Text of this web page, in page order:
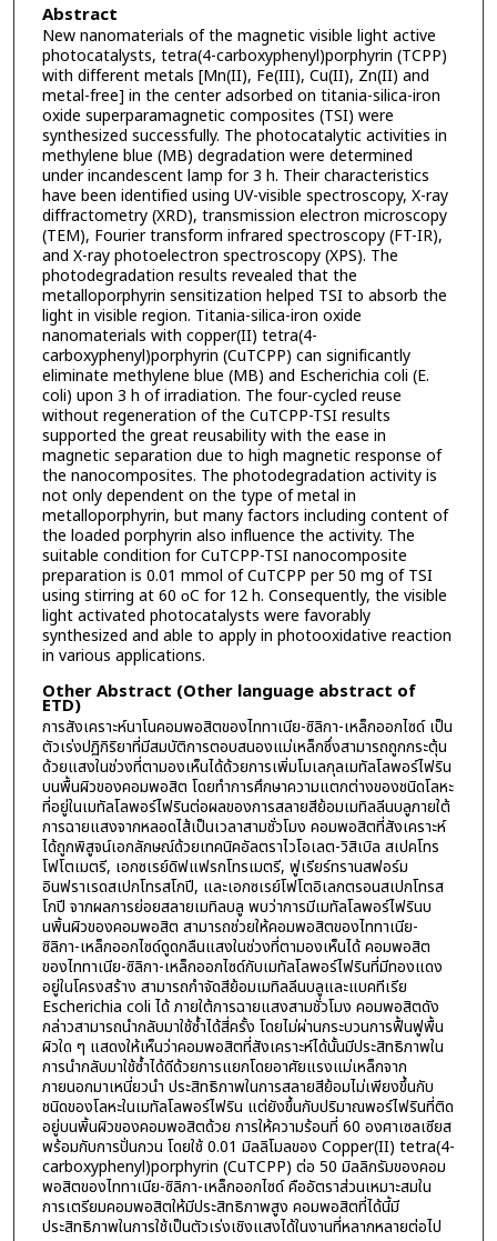
Abstract
New nanomaterials of the magnetic visible light active
photocatalysts, tetra(4-carboxyphenyl)porphyrin (TCPP)
with different metals [Mn(II), Fe(III), Cu(II), Zn(II) and
metal-free] in the center adsorbed on titania-silica-iron
oxide superparamagnetic composites (TSI) were
synthesized successfully. The photocatalytic activities in
methylene blue (MB) degradation were determined
under incandescent lamp for 3 h. Their characteristics
have been identified using UV-visible spectroscopy, X-ray
diffractometry (XRD), transmission electron microscopy
(TEM), Fourier transform infrared spectroscopy (FT-IR),
and X-ray photoelectron spectroscopy (XPS). The
photodegradation results revealed that the
metalloporphyrin sensitization helped TSI to absorb the
light in visible region. Titania-silica-iron oxide
nanomaterials with copper(II) tetra(4-
carboxyphenyl)porphyrin (CuTCPP) can significantly
eliminate methylene blue (MB) and Escherichia coli (E.
coli) upon 3 h of irradiation. The four-cycled reuse
without regeneration of the CuTCPP-TSI results
supported the great reusability with the ease in
magnetic separation due to high magnetic response of
the nanocomposites. The photodegradation activity is
not only dependent on the type of metal in
metalloporphyrin, but many factors including content of
the loaded porphyrin also influence the activity. The
suitable condition for CuTCPP-TSI nanocomposite
preparation is 0.01 mmol of CuTCPP per 50 mg of TSI
using stirring at 60 οC for 12 h. Consequently, the visible
light activated photocatalysts were favorably
synthesized and able to apply in photooxidative reaction
in various applications.
Other Abstract (Other language abstract of
ETD)
การสังเคราะห์นาโนคอมพอสิตของไททาเนีย-ซิลิกา-เหล็กออกไซด์ เป็น
ตัวเร่งปฏิกิริยาที่มีสมบัติการตอบสนองแม่เหล็กซึ่งสามารถถูกกระตุ้น
ด้วยแสงในช่วงที่ตามองเห็นได้ด้วยการเพิ่มโมเลกุลเมทัลโลพอร์ไฟริน
บนพื้นผิวของคอมพอสิต โดยทำการศึกษาความแตกต่างของชนิดโลหะ
ที่อยู่ในเมทัลโลพอร์ไฟรินต่อผลของการสลายสีย้อมเมทิลลีนบลูภายใต้
การฉายแสงจากหลอดไส้เป็นเวลาสามชั่วโมง คอมพอสิตที่สังเคราะห์
ได้ถูกพิสูจน์เอกลักษณ์ด้วยเทคนิคอัลตราไวโอเลต-วิสิเบิล สเปคโทร
โฟโตเมตรี, เอกซเรย์ดิฟแฟรกโทรเมตรี, ฟูเรียร์ทรานสฟอร์ม
อินฟราเรดสเปกโทรสโกปี, และเอกซเรย์โฟโตอิเลกตรอนสเปกโทรส
โกปี จากผลการย่อยสลายเมทิลบลู พบว่าการมีเมทัลโลพอร์ไฟรินบ
นพิ้นผิวของคอมพอสิต สามารถช่วยให้คอมพอสิตของไททาเนีย-
ซิลิกา-เหล็กออกไซด์ดูดกลืนแสงในช่วงที่ตามองเห็นได้ คอมพอสิต
ของไททาเนีย-ซิลิกา-เหล็กออกไซด์กับเมทัลโลพอร์ไฟรินที่มีทองแดง
อยู่ในโครงสร้าง สามารถกำจัดสีย้อมเมทิลลีนบลูและแบคทีเรีย
Escherichia coli ได้ ภายใต้การฉายแสงสามชั่วโมง คอมพอสิตดัง
กล่าวสามารถนำกลับมาใช้ซ้ำได้สี่ครั้ง โดยไม่ผ่านกระบวนการฟื้นฟูพื้น
ผิวใด ๆ แสดงให้เห็นว่าคอมพอสิตที่สังเคราะห์ได้นั้นมีประสิทธิภาพใน
การนำกลับมาใช้ซ้ำได้ดีด้วยการแยกโดยอาศัยแรงแม่เหล็กจาก
ภายนอกมาเหนี่ยวนำ ประสิทธิภาพในการสลายสีย้อมไม่เพียงขึ้นกับ
ชนิดของโลหะในเมทัลโลพอร์ไฟริน แต่ยังขึ้นกับปริมาณพอร์ไฟรินที่ติด
อยู่บนพิ้นผิวของคอมพอสิตด้วย การให้ความร้อนที่ 60 องศาเซลเซียส
พร้อมกับการปั่นกวน โดยใช้ 0.01 มิลลิโมลของ Copper(II) tetra(4-
carboxyphenyl)porphyrin (CuTCPP) ต่อ 50 มิลลิกรัมของคอม
พอสิตของไททาเนีย-ซิลิกา-เหล็กออกไซด์ คืออัตราส่วนเหมาะสมใน
การเตรียมคอมพอสิตให้มีประสิทธิภาพสูง คอมพอสิตที่ได้นี้มี
ประสิทธิภาพในการใช้เป็นตัวเร่งเชิงแสงได้ในงานที่หลากหลายต่อไป